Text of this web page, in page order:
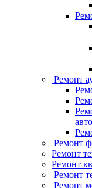
Ремонт
авто
Ремонт
Ремонт
Ремонт
Ремонт
Ремонт